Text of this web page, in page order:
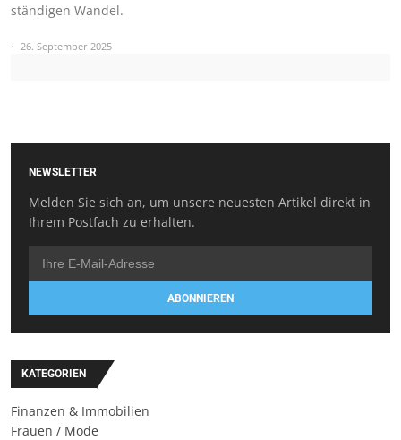
ständigen Wandel.
26. September 2025
NEWSLETTER
Melden Sie sich an, um unsere neuesten Artikel direkt in
Ihrem Postfach zu erhalten.
ABONNIEREN
KATEGORIEN
Finanzen & Immobilien
Frauen / Mode